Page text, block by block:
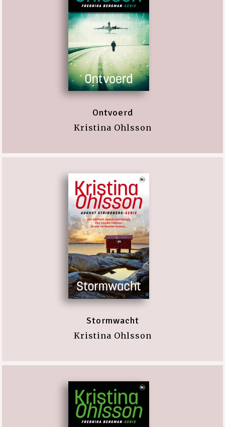
Ontvoerd
Kristina Ohlsson
Stormwacht
Kristina Ohlsson